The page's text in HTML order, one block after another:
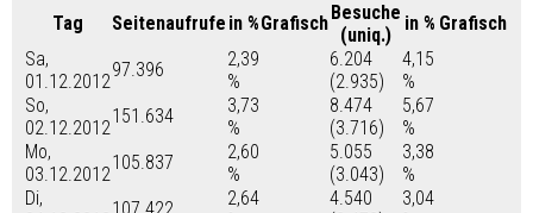
Tag Seitenaufrufe in %GrafischBesuche
(uniq.)
in % Grafisch
Sa,
01.12.2012
97.396
2,39
%
6.204
(2.935)
4,15
%
So,
02.12.2012
151.634
3,73
%
8.474
(3.716)
5,67
%
Mo,
03.12.2012
105.837
2,60
%
5.055
(3.043)
3,38
%
Di,
2,64
4.540
3,04